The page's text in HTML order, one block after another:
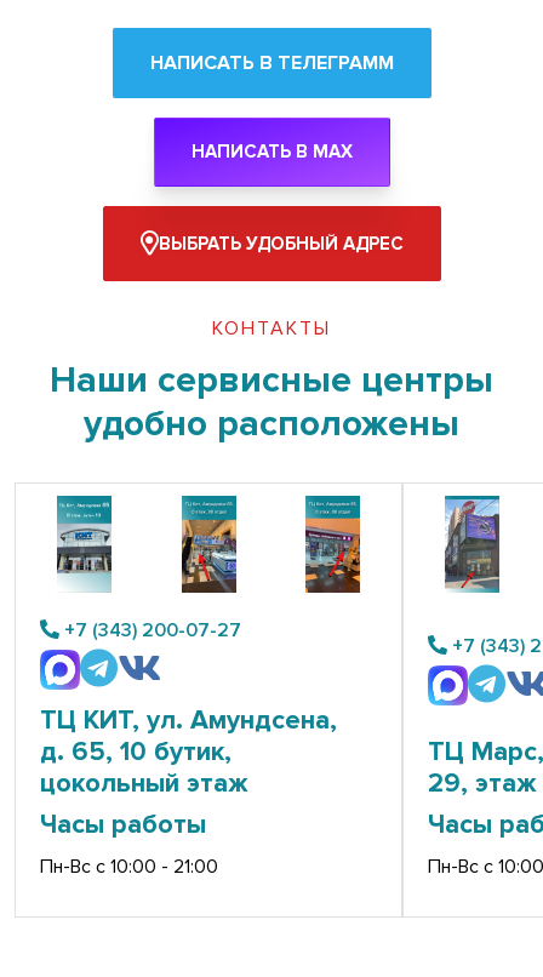
НАПИСАТЬ В ТЕЛЕГРАММ
НАПИСАТЬ В MAX
ВЫБРАТЬ УДОБНЫЙ АДРЕС
КОНТАКТЫ
Наши сервисные центры
удобно расположены
+7 (343) 200-07-27
ТЦ КИТ, ул. Амундсена,
д. 65, 10 бутик,
цокольный этаж
Часы работы
Пн-Вс с 10:00 - 21:00
+7 (343)
ТЦ
29, этаж
Часы
Пн-Вс с